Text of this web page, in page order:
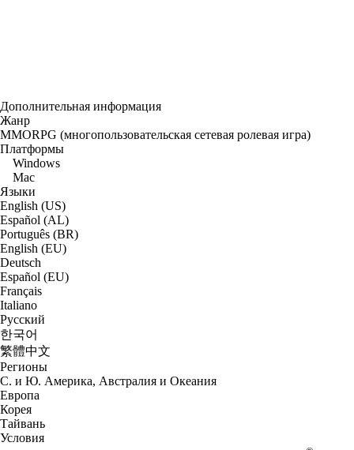
Дополнительная информация
Жанр
MMORPG (многопользовательская сетевая ролевая игра)
Платформы
Windows
Mac
Языки
English (US)
Español (AL)
Português (BR)
English (EU)
Deutsch
Español (EU)
Français
Italiano
Русский
한국어
繁體中文
Регионы
С. и Ю. Америка, Австралия и Океания
Европа
Корея
Тайвань
Условия